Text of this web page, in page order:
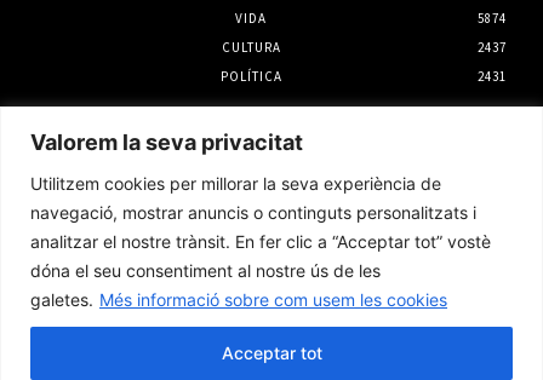
Valorem la seva privacitat
Utilitzem cookies per millorar la seva experiència de
navegació, mostrar anuncis o continguts personalitzats i
analitzar el nostre trànsit. En fer clic a “Acceptar tot” vostè
dóna el seu consentiment al nostre ús de les
galetes. Més informació sobre com usem les cookies
Acceptar tot
VIDA
5874
CULTURA
2437
POLÍTICA
2431
Notícies
L’Ebrefolk Roquetes dedicarà l’11a edició a la
unió de la música tradicional andalusa i la
jota versada
3 agost 2026
Telefònica reforça la xarxa de cobertura en
290 punts de Tarragona, les Terres de l’Ebre
i Lleida per l’eclipsi solar
6 agost 2026